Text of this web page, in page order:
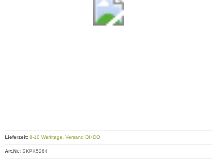
Lieferzeit: 8-10 Werktage, Versand DI+DO
Art.Nr.: SKPK5264